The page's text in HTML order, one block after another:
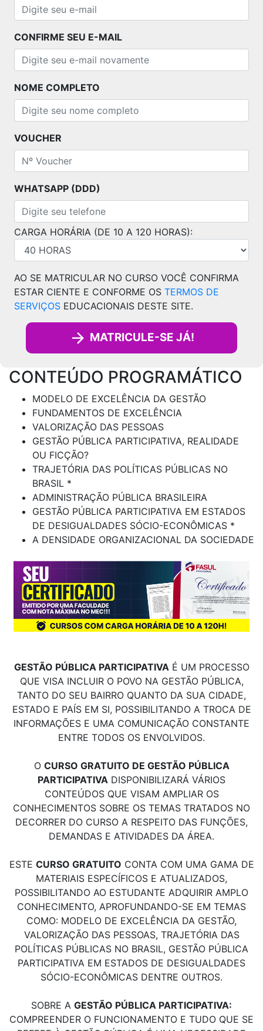
CONFIRME SEU E-MAIL
NOME COMPLETO
VOUCHER
WHATSAPP (DDD)
CARGA HORÁRIA (DE 10 A 120 HORAS):
AO SE MATRICULAR NO CURSO VOCÊ CONFIRMA
ESTAR CIENTE E CONFORME OS TERMOS DE
SERVIÇOS EDUCACIONAIS DESTE SITE.
MATRICULE-SE JÁ!
CONTEÚDO PROGRAMÁTICO
MODELO DE EXCELÊNCIA DA GESTÃO
FUNDAMENTOS DE EXCELÊNCIA
VALORIZAÇÃO DAS PESSOAS
GESTÃO PÚBLICA PARTICIPATIVA, REALIDADE
OU FICÇÃO?
TRAJETÓRIA DAS POLÍTICAS PÚBLICAS NO
BRASIL *
ADMINISTRAÇÃO PÚBLICA BRASILEIRA
GESTÃO PÚBLICA PARTICIPATIVA EM ESTADOS
DE DESIGUALDADES SÓCIO-ECONÔMICAS *
A DENSIDADE ORGANIZACIONAL DA SOCIEDADE
GESTÃO PÚBLICA PARTICIPATIVAÉ UM PROCESSO
QUE VISA INCLUIR O POVO NA GESTÃO PÚBLICA,
TANTO DO SEU BAIRRO QUANTO DA SUA CIDADE,
ESTADO E PAÍS EM SI, POSSIBILITANDO A TROCA DE
INFORMAÇÕES E UMA COMUNICAÇÃO CONSTANTE
ENTRE TODOS OS ENVOLVIDOS.
O CURSO GRATUITO DE GESTÃO PÚBLICA
PARTICIPATIVA DISPONIBILIZARÁ VÁRIOS
CONTEÚDOS QUE VISAM AMPLIAR OS
CONHECIMENTOS SOBRE OS TEMAS TRATADOS NO
DECORRER DO CURSO A RESPEITO DAS FUNÇÕES,
DEMANDAS E ATIVIDADES DA ÁREA.
ESTE CURSO GRATUITO CONTA COM UMA GAMA DE
MATERIAIS ESPECÍFICOS E ATUALIZADOS,
POSSIBILITANDO AO ESTUDANTE ADQUIRIR AMPLO
CONHECIMENTO, APROFUNDANDO-SE EM TEMAS
COMO: MODELO DE EXCELÊNCIA DA GESTÃO,
VALORIZAÇÃO DAS PESSOAS, TRAJETÓRIA DAS
POLÍTICAS PÚBLICAS NO BRASIL, GESTÃO PÚBLICA
PARTICIPATIVA EM ESTADOS DE DESIGUALDADES
SÓCIO-ECONÔMICAS DENTRE OUTROS.
SOBRE A GESTÃO PÚBLICA PARTICIPATIVA:
COMPREENDER O FUNCIONAMENTO E TUDO QUE SE